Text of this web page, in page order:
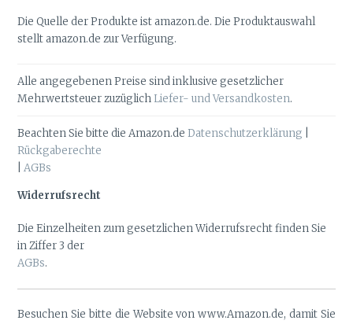
Die Quelle der Produkte ist amazon.de. Die Produktauswahl
stellt amazon.de zur Verfügung.
Alle angegebenen Preise sind inklusive gesetzlicher
Mehrwertsteuer zuzüglich Liefer- und Versandkosten.
Beachten Sie bitte die Amazon.deDatenschutzerklärung
Rückgaberechte
|AGBs
Widerrufsrecht
Die Einzelheiten zum gesetzlichen Widerrufsrecht finden Sie
in Ziffer 3 der
AGBs.
Besuchen Sie bitte die Website von www.Amazon.de, damit Sie